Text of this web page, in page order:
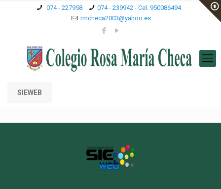
074 - 227958
074 - 239942 - Cel. 950086494
rmcheca2003@yahoo.es
SIEWEB